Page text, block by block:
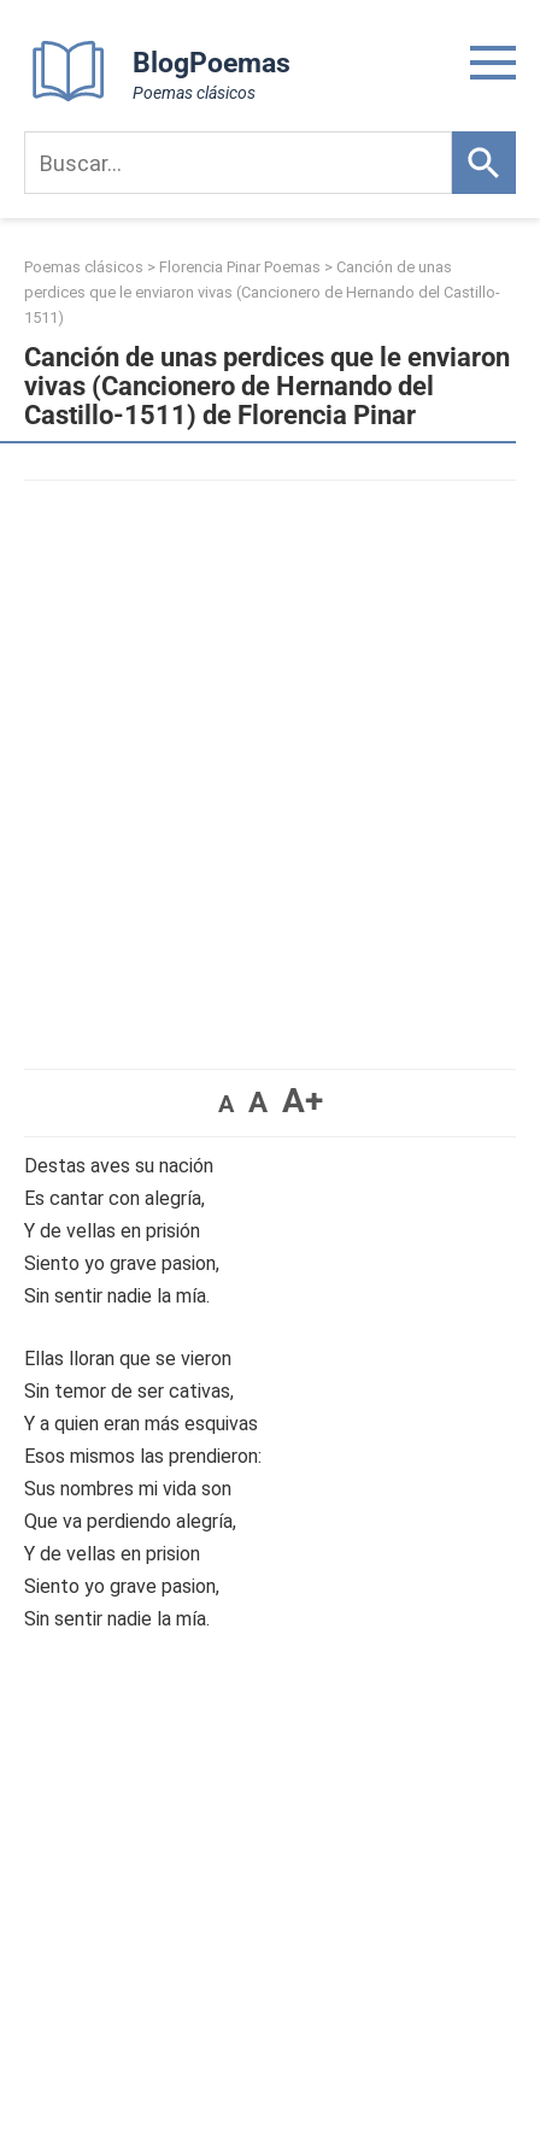
content
BlogPoemas
Poemas clásicos
Poemas clásicos > Florencia Pinar Poemas > Canción de unas
perdices que le enviaron vivas (Cancionero de Hernando del Castillo-
1511)
Canción de unas perdices que le enviaron
vivas (Cancionero de Hernando del
Castillo-1511) de Florencia Pinar
A A A+
Destas aves su nación
Es cantar con alegría,
Y de vellas en prisión
Siento yo grave pasion,
Sin sentir nadie la mía.
Ellas lloran que se vieron
Sin temor de ser cativas,
Y a quien eran más esquivas
Esos mismos las prendieron:
Sus nombres mi vida son
Que va perdiendo alegría,
Y de vellas en prision
Siento yo grave pasion,
Sin sentir nadie la mía.